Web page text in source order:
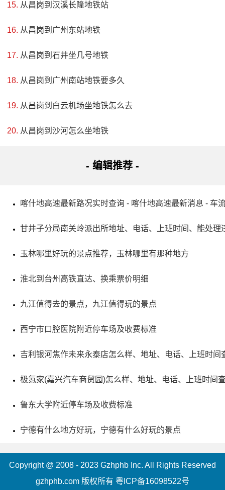
寺、三清阁、龙门等景点组成。这里有峰峦起伏、林木苍
翠、白鸟争鸣、景色秀丽的自然风光。华亭寺和太华寺是著
的精华所在。此外，也能了解到这里的文化和历史背景。来
心情舒畅。
昆明动物博物馆位于中国科学院昆明动物研究所园区，
博物馆占地面积达1885平方米，建筑面积7350平方米，是国
从昌岗到汉溪长隆地铁站
从昌岗到广州东站地铁
从昌岗到石井坐几号地铁
从昌岗到广州南站地铁要多久
从昌岗到白云机场坐地铁怎么去
从昌岗到沙河怎么坐地铁
- 编辑推荐 -
喀什地高速最新路况实时查询 - 喀什地高速最新消息 - 车
甘井子分局南关岭派出所地址、电话、上班时间、能处理
玉林哪里好玩的景点推荐，玉林哪里有那种地方
淮北到台州高铁直达、换乘票价明细
九江值得去的景点，九江值得玩的景点
西宁市口腔医院附近停车场及收费标准
吉利银河焦作未来永泰店怎么样、地址、电话、上班时间
极氪家(嘉兴汽车商贸园)怎么样、地址、电话、上班时间
鲁东大学附近停车场及收费标准
宁德有什么地方好玩，宁德有什么好玩的景点
Copyright @ 2008 - 2023 Gzhphb Inc. All Rights Reserved
gzhphb.com 版权所有 粤ICP备16098522号